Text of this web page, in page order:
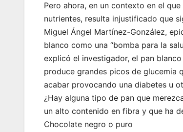
Pero ahora, en un contexto en el
nutrientes, resulta injustificado que
Miguel Ángel Martínez-González,
blanco como una “bomba para la
explicó el investigador, el pan
produce grandes picos de glucemia
acabar provocando una diabetes u
¿Hay alguna tipo de pan que
un alto contenido en fibra y que ha
Chocolate negro o puro